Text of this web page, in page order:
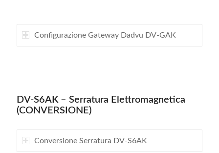
Configurazione Gateway Dadvu DV-GAK
DV-S6AK – Serratura Elettromagnetica
(CONVERSIONE)
Conversione Serratura DV-S6AK